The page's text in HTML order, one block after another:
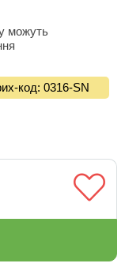
можуть
код: 0316-SN